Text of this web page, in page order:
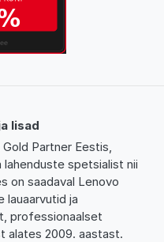
lisad
Partner Eestis,
spetsialist nii
on saadaval Lenovo
lauaarvutid ja
professionaalset
alates 2009. aastast.